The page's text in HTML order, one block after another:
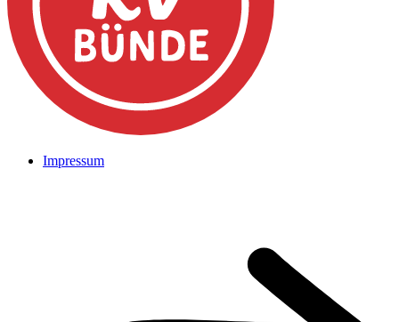
Impressum